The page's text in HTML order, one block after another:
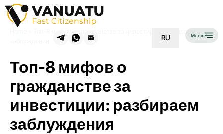
RU Меню
Топ-8 мифов о гражданстве за инвестиции: разбираем
Топ-8 мифов о
гражданстве за
инвестиции: разбираем
заблуждения